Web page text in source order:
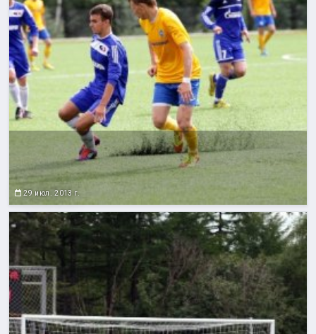
29 июл. 2013 г.